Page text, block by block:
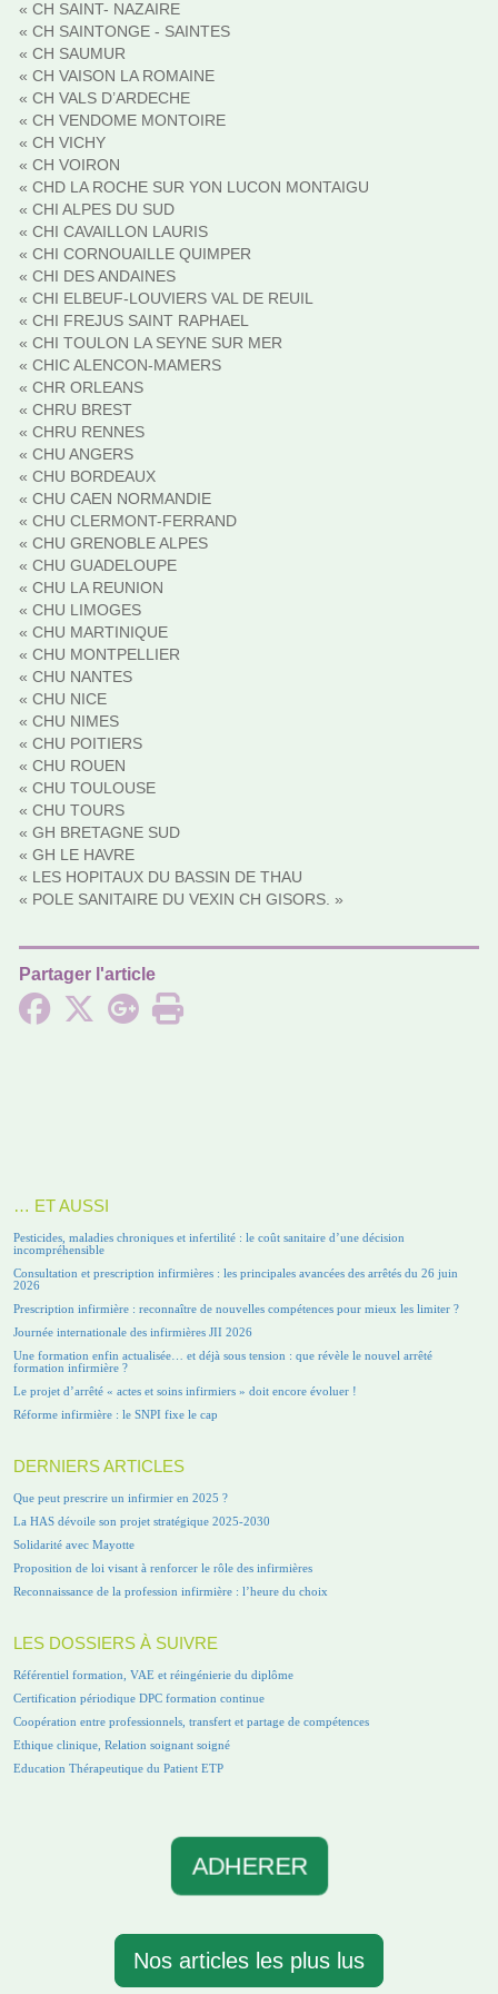
« CH SAINT- NAZAIRE
« CH SAINTONGE - SAINTES
« CH SAUMUR
« CH VAISON LA ROMAINE
« CH VALS D’ARDECHE
« CH VENDOME MONTOIRE
« CH VICHY
« CH VOIRON
« CHD LA ROCHE SUR YON LUCON MONTAIGU
« CHI ALPES DU SUD
« CHI CAVAILLON LAURIS
« CHI CORNOUAILLE QUIMPER
« CHI DES ANDAINES
« CHI ELBEUF-LOUVIERS VAL DE REUIL
« CHI FREJUS SAINT RAPHAEL
« CHI TOULON LA SEYNE SUR MER
« CHIC ALENCON-MAMERS
« CHR ORLEANS
« CHRU BREST
« CHRU RENNES
« CHU ANGERS
« CHU BORDEAUX
« CHU CAEN NORMANDIE
« CHU CLERMONT-FERRAND
« CHU GRENOBLE ALPES
« CHU GUADELOUPE
« CHU LA REUNION
« CHU LIMOGES
« CHU MARTINIQUE
« CHU MONTPELLIER
« CHU NANTES
« CHU NICE
« CHU NIMES
« CHU POITIERS
« CHU ROUEN
« CHU TOULOUSE
« CHU TOURS
« GH BRETAGNE SUD
« GH LE HAVRE
« LES HOPITAUX DU BASSIN DE THAU
« POLE SANITAIRE DU VEXIN CH GISORS. »
Partager l'article
… ET AUSSI
Pesticides, maladies chroniques et infertilité : le coût sanitaire d’une décision
incompréhensible
Consultation et prescription infirmières : les principales avancées des arrêtés du 26 juin
2026
Prescription infirmière : reconnaître de nouvelles compétences pour mieux les limiter ?
Journée internationale des infirmières JII 2026
Une formation enfin actualisée… et déjà sous tension : que révèle le nouvel arrêté
formation infirmière ?
Le projet d’arrêté « actes et soins infirmiers » doit encore évoluer !
Réforme infirmière : le SNPI fixe le cap
DERNIERS ARTICLES
Que peut prescrire un infirmier en 2025 ?
La HAS dévoile son projet stratégique 2025-2030
Solidarité avec Mayotte
Proposition de loi visant à renforcer le rôle des infirmières
Reconnaissance de la profession infirmière : l’heure du choix
LES DOSSIERS À SUIVRE
Référentiel formation, VAE et réingénierie du diplôme
Certification périodique DPC formation continue
Coopération entre professionnels, transfert et partage de compétences
Ethique clinique, Relation soignant soigné
Education Thérapeutique du Patient ETP
ADHERER
Nos articles les plus lus